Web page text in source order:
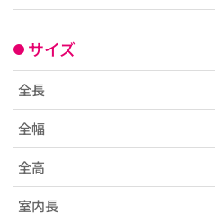
サイズ
全長
全幅
全高
室内長